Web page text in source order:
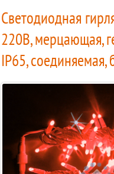
Светодиодная
220В, мерцающая,
IP65,